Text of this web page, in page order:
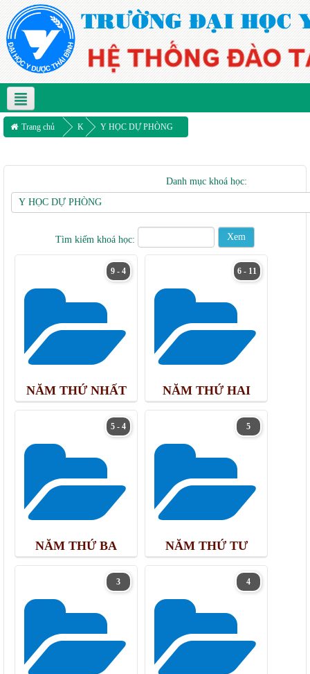
Vietnamese ‎(vi)‎
Trang chủ
K
o
h
c
Y HỌC DỰ PHÒNG
Danh mục khoá học:
Tìm kiếm khoá học:
9 - 4
NĂM THỨ NHẤT
6 - 11
NĂM THỨ HAI
5 - 4
NĂM THỨ BA
5
NĂM THỨ TƯ
3 4